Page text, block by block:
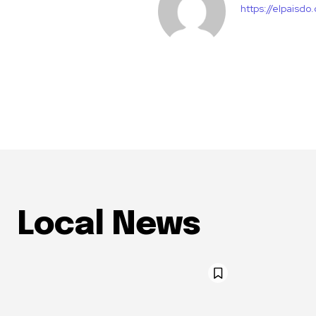
https://
Local News